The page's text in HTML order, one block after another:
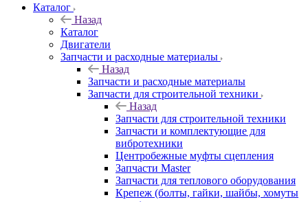
Каталог
Назад
Каталог
Двигатели
Запчасти и расходные материалы
Назад
Запчасти и расходные материалы
Запчасти для строительной техники
Назад
Запчасти для строительной техники
Запчасти и комплектующие для
вибротехники
Центробежные муфты сцепления
Запчасти Master
Запчасти для теплового оборудования
Крепеж (болты, гайки, шайбы, хомуты